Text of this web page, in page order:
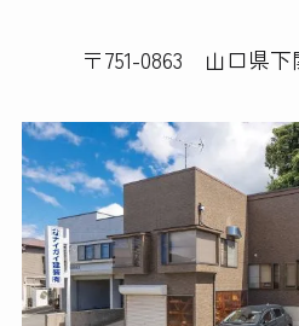
〒751-0863 山口県下